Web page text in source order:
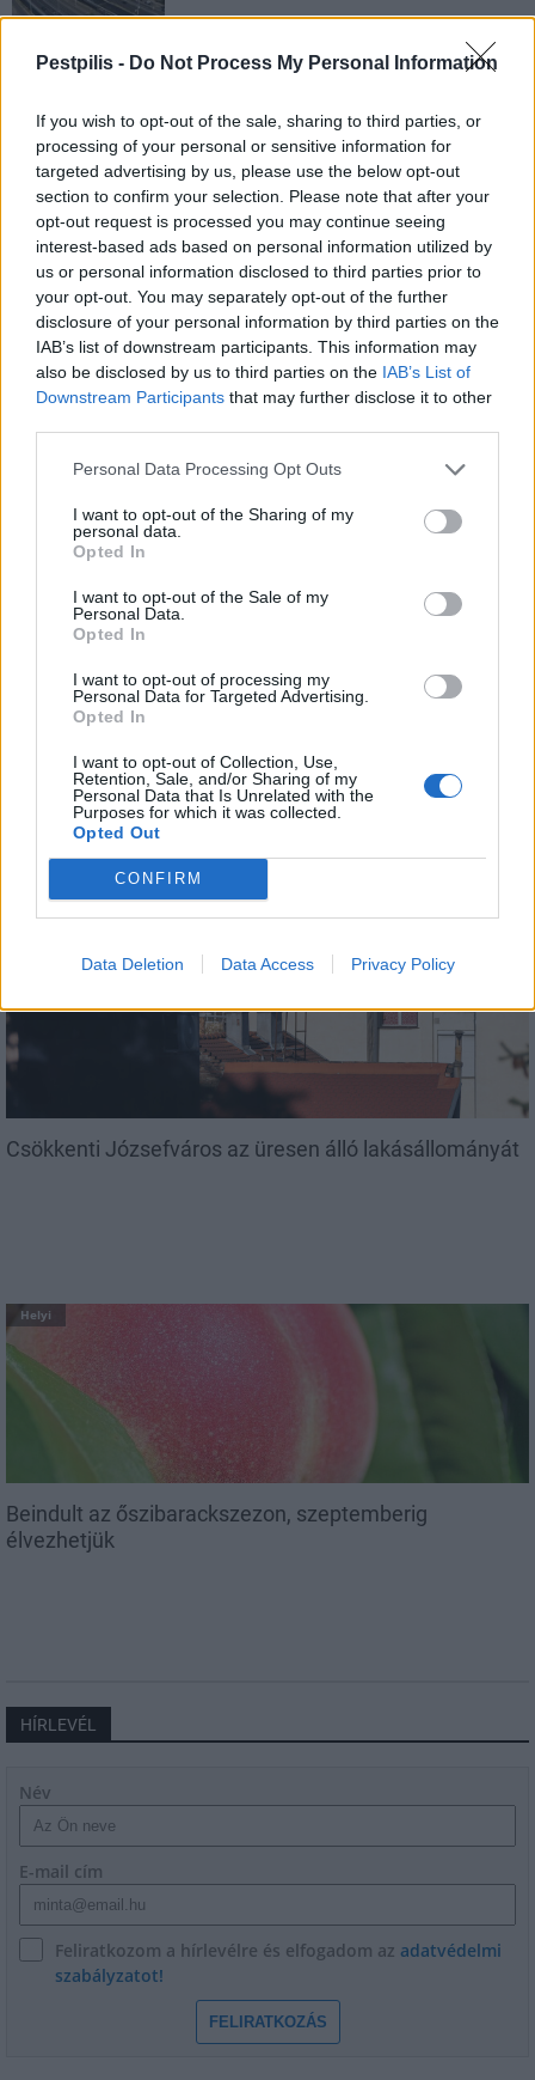
Pestpilis - Do Not Process My Personal Information
If you wish to opt-out of the sale, sharing to third parties, or
processing of your personal or sensitive information for
targeted advertising by us, please use the below opt-out
section to confirm your selection. Please note that after your
opt-out request is processed you may continue seeing
interest-based ads based on personal information utilized by
us or personal information disclosed to third parties prior to
your opt-out. You may separately opt-out of the further
disclosure of your personal information by third parties on the
IAB’s list of downstream participants. This information may
also be disclosed by us to third parties on the IAB’s List of
Downstream Participants that may further disclose it to other
Personal Data Processing Opt Outs
I want to opt-out of the Sharing of my
personal data.
Opted In
I want to opt-out of the Sale of my
Personal Data.
Opted In
I want to opt-out of processing my
Personal Data for Targeted Advertising.
Opted In
I want to opt-out of Collection, Use,
Retention, Sale, and/or Sharing of my
Personal Data that Is Unrelated with the
Purposes for which it was collected.
Opted Out
CONFIRM
Data Deletion Data Access Privacy Policy
Paks II.: Mit jelent az 5. blokk új
árnyékában?
Elkészült a Liszt Ferenc repülőtér
közelében lévő logisztikai bázis út- és
közműhálózatának fejlesztése
Látlelet a hazai víziközművekről?
Egyetlen, fél évszázados vezetéken
múlt Bicske vízellátása
AJÁNLJUK MÉG
Amire többmillióan vártunk: szombattól másodfokúra
csökken a riasztás
Csökkenti Józsefváros az üresen álló lakásállományát
Helyi
Beindult az őszibarackszezon, szeptemberig
élvezhetjük
HÍRLEVÉL
Név
E-mail cím
Feliratkozom a hírlevélre és elfogadom az adatvédelmi
szabályzatot!
FELIRATKOZÁS